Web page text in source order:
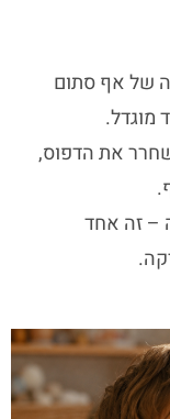
שלאף סתום
מוגדל.
את הדפוס,
– זה אחד